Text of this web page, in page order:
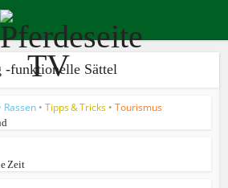
-funktionelle Sättel
Rassen • Tipps & Tricks • Tourismus
Zeit